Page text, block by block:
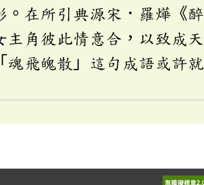
在所引典源宋．羅燁《醉
角彼此情意合，以致成天
飛魄散」這句成語或許就